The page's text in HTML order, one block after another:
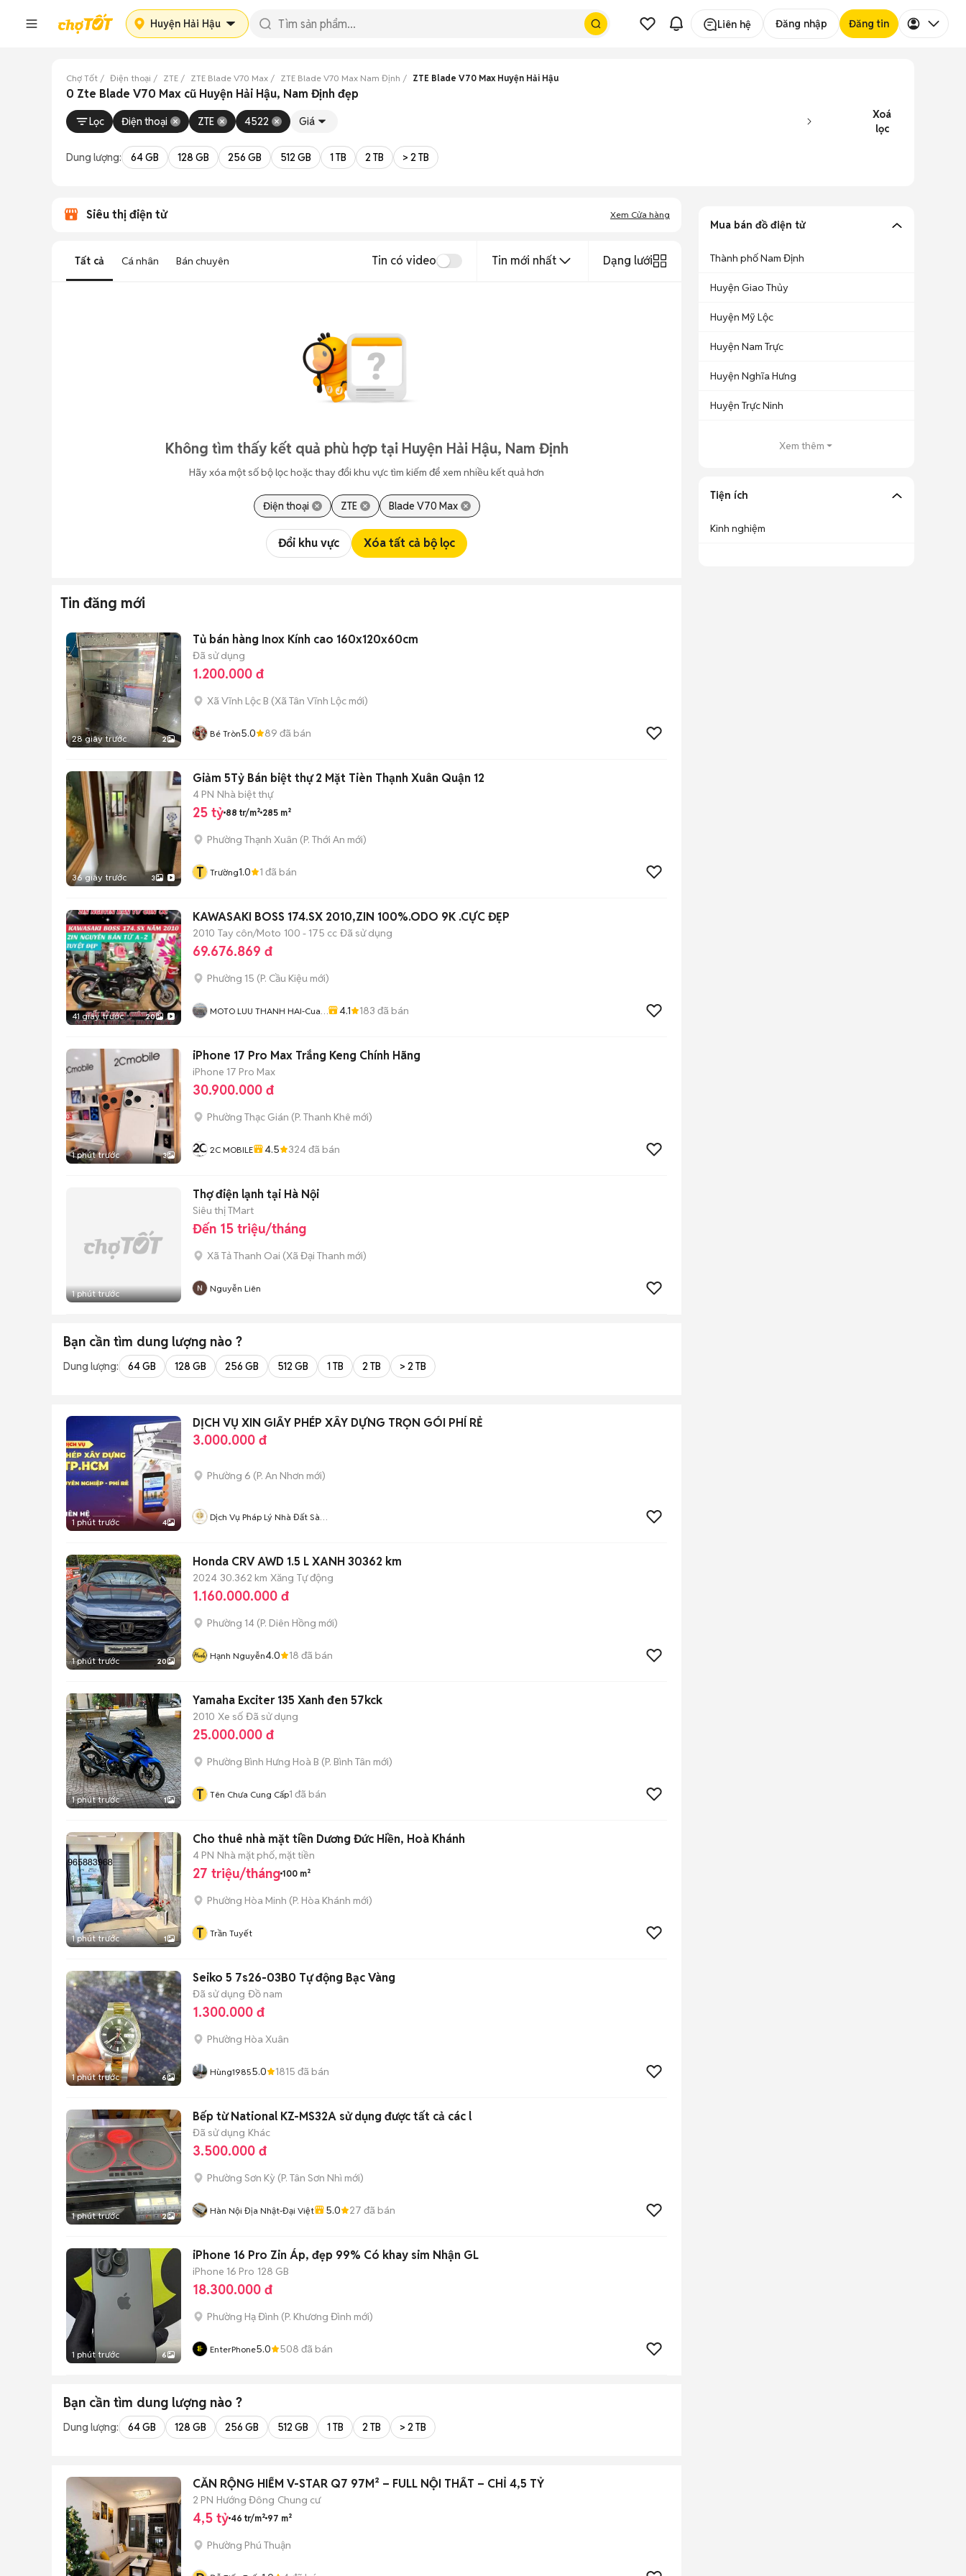
Huyện Hải Hậu Liên hệ Đăng nhập Đăng tin
Chợ Tốt Điện thoại ZTE ZTE Blade V70 Max ZTE Blade V70 Max Nam Định ZTE Blade V70 Max Huyện Hải Hậu
0 Zte Blade V70 Max cũ Huyện Hải Hậu, Nam Định đẹp
Lọc Điện thoại ZTE 4522 Giá
Xoá
lọc
Dung lượng: 64 GB 128 GB 256 GB 512 GB 1 TB 2 TB > 2 TB
Siêu thị điện tử Xem Cửa hàng
Tất cả Cá nhân Bán chuyên Tin có video Tin mới nhất Dạng lưới
Không tìm thấy kết quả phù hợp tại Huyện Hải Hậu, Nam Định
Hãy xóa một số bộ lọc hoặc thay đổi khu vực tìm kiếm để xem nhiều kết quả hơn
Điện thoại ZTE Blade V70 Max
Đổi khu vực Xóa tất cả bộ lọc
Tin đăng mới
28 giây trước 2
Tủ bán hàng Inox Kính cao 160x120x60cm
Đã sử dụng
1.200.000 đ
Xã Vĩnh Lộc B (Xã Tân Vĩnh Lộc mới)
Bé Tròn5.0 89 đã bán
36 giây trước 3
Giảm 5Tỷ Bán biệt thự 2 Mặt Tièn Thạnh Xuân Quận 12
4 PN Nhà biệt thự
25 tỷ 88 tr/m² 285 m²
Phường Thạnh Xuân (P. Thới An mới)
T Trường1.0 1 đã bán
41 giây trước 20
KAWASAKI BOSS 174.SX 2010,ZIN 100%.ODO 9K .CỰC ĐẸP
2010 Tay côn/Moto 100 - 175 cc Đã sử dụng
69.676.869 đ
Phường 15 (P. Cầu Kiệu mới)
MOTO LUU THANH HAI-Cua
TPHCM
4.1 183 đã bán
1 phút trước 3
iPhone 17 Pro Max Trắng Keng Chính Hãng
iPhone 17 Pro Max
30.900.000 đ
Phường Thạc Gián (P. Thanh Khê mới)
2C MOBILE 4.5 324đã bán
1 phút trước
Thợ điện lạnh tại Hà Nội
Siêu thị TMart
Đến 15 triệu/tháng
Xã Tả Thanh Oai (Xã Đại Thanh mới)
Nguyễn Liên
Bạn cần tìm dung lượng nào ?
Dung lượng: 64 GB 128 GB 256 GB 512 GB 1 TB 2 TB > 2 TB
1 phút trước 4
DỊCH VỤ XIN GIẤY PHÉP XÂY DỰNG TRỌN GÓI PHÍ RẺ
3.000.000 đ
Phường 6 (P. An Nhơn mới)
Dịch Vụ Pháp Lý Nhà Đất Sài
1 phút trước 20
Honda CRV AWD 1.5 L XANH 30362 km
2024 30.362 km Xăng Tự động
1.160.000.000 đ
Phường 14 (P. Diên Hồng mới)
Hạnh Nguyễn4.0 18 đã bán
1 phút trước 1
Yamaha Exciter 135 Xanh đen 57kck
2010 Xe số Đã sử dụng
25.000.000 đ
Phường Bình Hưng Hoà B (P. Bình Tân mới)
T Tên Chưa Cung Cấp1 đã bán
1 phút trước 1
Cho thuê nhà mặt tiền Dương Đức Hiền, Hoà Khánh
4 PN Nhà mặt phố, mặt tiền
27 triệu/tháng 100 m²
Phường Hòa Minh (P. Hòa Khánh mới)
T Trần Tuyết
1 phút trước 6
Seiko 5 7s26-03B0 Tự động Bạc Vàng
Đã sử dụng Đồ nam
1.300.000 đ
Phường Hòa Xuân
Hùng19855.0 1815 đã bán
1 phút trước 2
Bếp từ National KZ-MS32A sử dụng được tất cả các l
Đã sử dụng Khác
3.500.000 đ
Phường Sơn Kỳ (P. Tân Sơn Nhì mới)
Hàn Nội Địa Nhật-Đại Việt 5.0 27 đã bán
1 phút trước 6
iPhone 16 Pro Zin Áp, đẹp 99% Có khay sim Nhận GL
iPhone 16 Pro 128 GB
18.300.000 đ
Phường Hạ Đình (P. Khương Đình mới)
EnterPhone5.0 508 đã bán
Bạn cần tìm dung lượng nào ?
Dung lượng: 64 GB 128 GB 256 GB 512 GB 1 TB 2 TB > 2 TB
CĂN RỘNG HIẾM V-STAR Q7 97M² – FULL NỘI THẤT – CHỈ 4,5 TỶ
2 PN Hướng Đông Chung cư
4,5 tỷ 46 tr/m² 97 m²
Phường Phú Thuận
Mua bán đồ điện tử
Thành phố Nam Định
Huyện Giao Thủy
Huyện Mỹ Lộc
Huyện Nam Trực
Huyện Nghĩa Hưng
Huyện Trực Ninh
Xem thêm
Tiện ích
Kinh nghiệm